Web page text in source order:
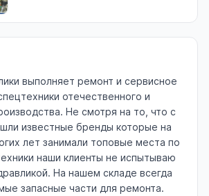
выполняет ремонт и сервисное
отечественного и
Не смотря на то, что с
известные бренды которые на
лет занимали топовые места по
наши клиенты не испытываю
На нашем складе всегда
запасные части для ремонта.